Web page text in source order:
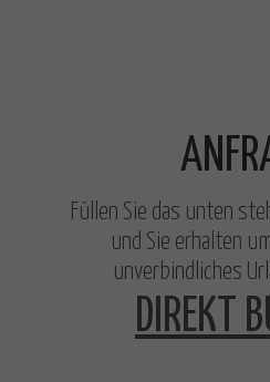
Füllen Sie das unten
und Sie erhalten
unverbindliches
DIREKT